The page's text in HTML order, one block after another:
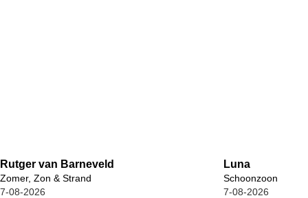
Rutger van Barneveld
Zomer, Zon & Strand
7-08-2026
Luna
Schoonzoon
7-08-2026